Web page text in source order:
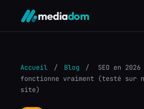
mediadom
Accueil / Blog /
SEO en
fonctionne vraiment (testé sur
site)